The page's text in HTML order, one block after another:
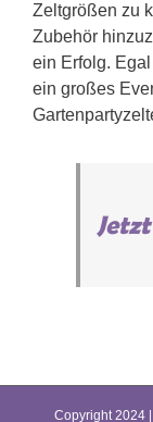
Zeltgrößen zu
Zubehör
ein Erfolg.
ein großes
Copyright 2024 |